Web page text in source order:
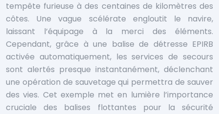
tempête furieuse à des centaines de kilomètres des
côtes. Une vague scélérate engloutit le navire,
laissant l’équipage à la merci des éléments.
Cependant, grâce à une balise de détresse EPIRB
activée automatiquement, les services de secours
sont alertés presque instantanément, déclenchant
une opération de sauvetage qui permettra de sauver
des vies. Cet exemple met en lumière l’importance
cruciale des balises flottantes pour la sécurité